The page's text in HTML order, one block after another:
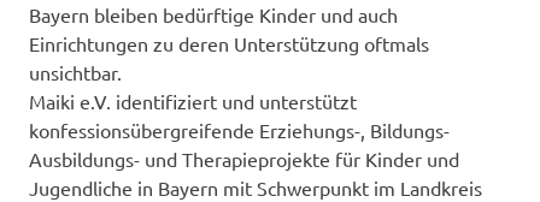
Bayern bleiben bedürftige Kinder und auch
Einrichtungen zu deren Unterstützung oftmals
unsichtbar.
Maiki e.V. identifiziert und unterstützt
konfessionsübergreifende Erziehungs-, Bildungs-
Ausbildungs- und Therapieprojekte für Kinder und
Jugendliche in Bayern mit Schwerpunkt im Landkreis